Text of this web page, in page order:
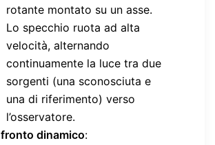
rotante montato su un asse.
Lo specchio ruota ad alta
velocità, alternando
continuamente la luce tra due
sorgenti (una sconosciuta e
una di riferimento) verso
l’osservatore.
dinamico: